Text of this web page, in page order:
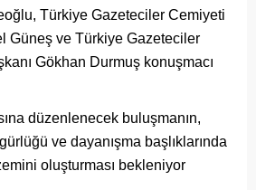
Türkiye Gazeteciler Cemiyeti
Güneş ve Türkiye Gazeteciler
Gökhan Durmuş konuşmacı
düzenlenecek buluşmanın,
ve dayanışma başlıklarında
oluşturması bekleniyor